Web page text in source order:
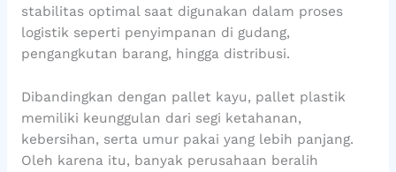
stabilitas optimal saat digunakan dalam proses
logistik seperti penyimpanan di gudang,
pengangkutan barang, hingga distribusi.
Dibandingkan dengan pallet kayu, pallet plastik
memiliki keunggulan dari segi ketahanan,
kebersihan, serta umur pakai yang lebih panjang.
Oleh karena itu, banyak perusahaan beralih